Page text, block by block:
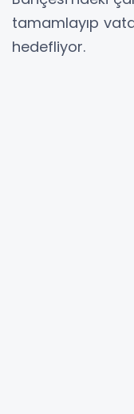
tamamlayıp
hedefliyor.